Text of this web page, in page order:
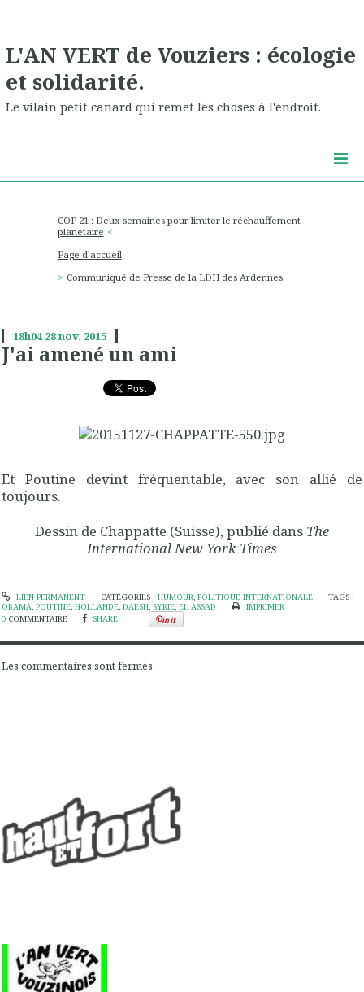
L'AN VERT de Vouziers : écologie
et solidarité.
Le vilain petit canard qui remet les choses à l'endroit.
COP 21 : Deux semaines pour limiter le réchauffement
planétaire
Page d'accueil
Communiqué de Presse de la LDH des Ardennes
18h04 28nov. 2015
J'ai amené un ami
Et Poutine devint fréquentable, avec son allié de
toujours.
Dessin de Chappatte (Suisse), publié dans The
International New York Times
LIEN PERMANENT CATÉGORIES : HUMOUR, POLITIQUE INTERNATIONALE
TAGS :
OBAMA, POUTINE, HOLLANDE, DAESH, SYRIE, EL ASSAD
IMPRIMER
0 COMMENTAIRE SHARE
Les commentaires sont fermés.